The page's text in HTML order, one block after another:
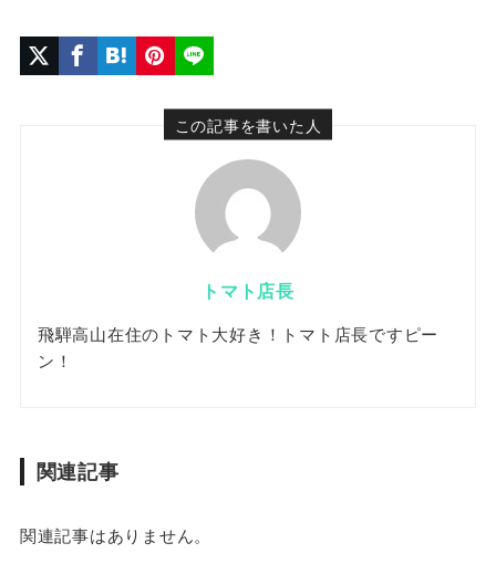
この記事を書いた人
トマト店長
飛騨高山在住のトマト大好き！トマト店長ですピー
ン！
関連記事
関連記事はありません。